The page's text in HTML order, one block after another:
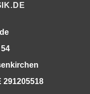
291205518